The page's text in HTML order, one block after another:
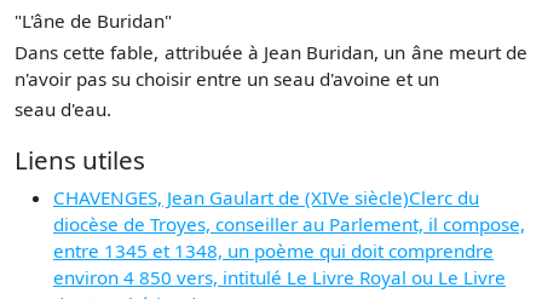
"L'âne de Buridan"
Dans cette fable, attribuée à Jean Buridan, un âne meurt de
n'avoir pas su choisir entre un seau d'avoine et un
seau d'eau.
Liens utiles
CHAVENGES, Jean Gaulart de (XIVe siècle)Clerc du
diocèse de Troyes, conseiller au Parlement, il compose,
entre 1345 et 1348, un poème qui doit comprendre
environ 4 850 vers, intitulé Le Livre Royal ou Le Livre